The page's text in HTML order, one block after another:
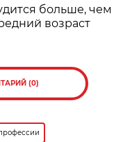
больше, чем
возраст
(0)